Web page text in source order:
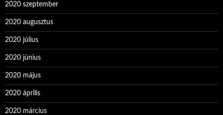
2020 szeptember
2020 augusztus
2020 július
2020 június
2020 május
2020 április
2020 március